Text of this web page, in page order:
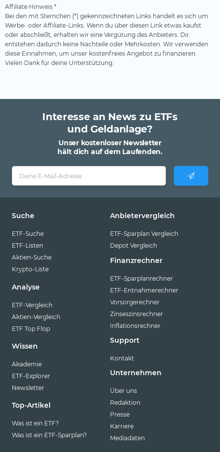
Affiliate Hinweis *
Bei den mit Sternchen (*) gekennzeichneten Links handelt es sich um
Werbe- oder Affiliate-Links. Wenn du über diesen Link etwas kaufst
oder abschließt, erhalten wir eine Vergütung des Anbieters. Dir
entstehen dadurch keine Nachteile oder Mehrkosten. Wir verwenden
diese Einnahmen, um unser kostenfreies Angebot zu finanzieren.
Vielen Dank für deine Unterstützung.
Interesse an News zu ETFs
und Geldanlage?
Unser kostenloser Newsletter
hält dich auf dem Laufenden.
Suche
ETF-Suche
ETF-Listen
Aktien-Suche
Krypto-Liste
Analyse
ETF-Vergleich
Aktien-Vergleich
ETF Top Flop
Wissen
Akademie
ETF-Explorer
Newsletter
Top-Artikel
Was ist ein ETF?
Was ist ein ETF-Sparplan?
Anbietervergleich
ETF-Sparplan Vergleich
Depot Vergleich
Finanzrechner
ETF-Sparplanrechner
ETF-Entnahmerechner
Vorsorgerechner
Zinseszinsrechner
Inflationsrechner
Support
Kontakt
Unternehmen
Über uns
Redaktion
Presse
Karriere
Mediadaten